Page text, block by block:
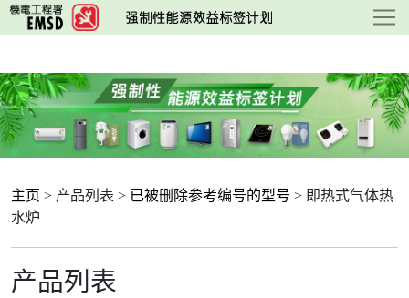
跳
至
要
内
容
主页 > 产品列表 > 已被删除参考编号的型号 > 即热式气体热
水炉
产品列表